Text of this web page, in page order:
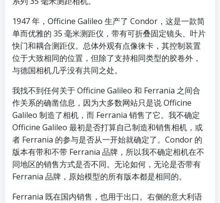
1947 年，Officine Galileo 生产了 Condor，这是一款简
单而优雅的 35 毫米测距仪，带有可折叠固定镜头、叶片
快门和耦合测距仪。总体外观有点像徕卡，其控制装置
位于大致相同的位置，但除了支持相同类型的胶卷外，
与德国相机几乎没有共同之处。
我找不到任何关于 Officine Galileo 和 Ferrania 之间合
作关系的确凿信息，因为大多数网站只是说 Officine
Galileo 制造了相机，而 Ferrania 销售了它。我不确定
Officine Galileo 最初是否打算自己制造和销售相机，或
者 Ferrania 的参与是否从一开始就确定了。Condor 的
版本有带和不带 Ferrania 品牌，所以我不确定相机在不
同地区的销售方式是否不同。无论如何，无论是否带有
Ferrania 品牌，原始模型的所有版本都是相同的。
Ferrania 既在国内销售，也用于出口。右侧的意大利语